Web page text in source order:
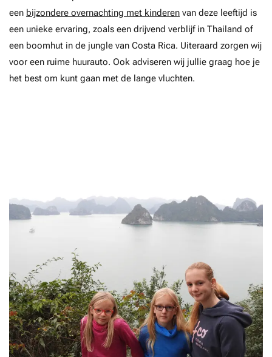
een bijzondere overnachting met kinderen van deze leeftijd is
een unieke ervaring, zoals een drijvend verblijf in Thailand of
een boomhut in de jungle van Costa Rica. Uiteraard zorgen wij
voor een ruime huurauto. Ook adviseren wij jullie graag hoe je
het best om kunt gaan met de lange vluchten.